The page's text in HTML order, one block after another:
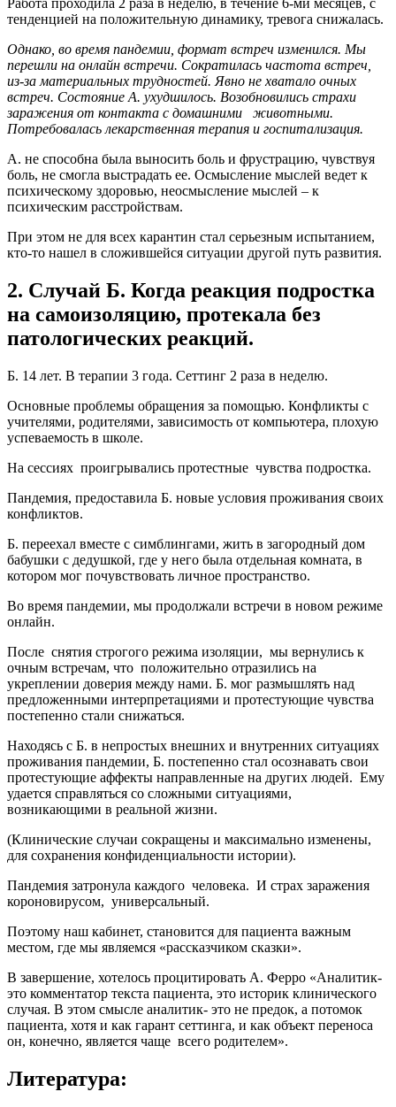
тенденцией на положительную динамику, тревога снижалась.
Однако, во время пандемии, формат встреч изменился. Мы
перешли на онлайн встречи. Сократилась частота встреч,
из-за материальных трудностей. Явно не хватало очных
встреч. Состояние А. ухудшилось. Возобновились страхи
заражения от контакта с домашними животными.
Потребовалась лекарственная терапия и госпитализация.
А. не способна была выносить боль и фрустрацию, чувствуя
боль, не смогла выстрадать ее. Осмысление мыслей ведет к
психическому здоровью, неосмысление мыслей – к
психическим расстройствам.
При этом не для всех карантин стал серьезным испытанием,
кто-то нашел в сложившейся ситуации другой путь развития.
2. Случай Б. Когда реакция подростка
на самоизоляцию, протекала без
патологических реакций.
Б. 14 лет. В терапии 3 года. Сеттинг 2 раза в неделю.
Основные проблемы обращения за помощью. Конфликты с
учителями, родителями, зависимость от компьютера, плохую
успеваемость в школе.
На сессиях проигрывались протестные чувства подростка.
Пандемия, предоставила Б. новые условия проживания своих
конфликтов.
Б. переехал вместе с симблингами, жить в загородный дом
бабушки с дедушкой, где у него была отдельная комната, в
котором мог почувствовать личное пространство.
Во время пандемии, мы продолжали встречи в новом режиме
онлайн.
После снятия строгого режима изоляции, мы вернулись к
очным встречам, что положительно отразились на
укреплении доверия между нами. Б. мог размышлять над
предложенными интерпретациями и протестующие чувства
постепенно стали снижаться.
Находясь с Б. в непростых внешних и внутренних ситуациях
проживания пандемии, Б. постепенно стал осознавать свои
протестующие аффекты направленные на других людей. Ему
удается справляться со сложными ситуациями,
возникающими в реальной жизни.
(Клинические случаи сокращены и максимально изменены,
для сохранения конфиденциальности истории).
Пандемия затронула каждого человека. И страх заражения
короновирусом, универсальный.
Поэтому наш кабинет, становится для пациента важным
местом, где мы являемся «рассказчиком сказки».
В завершение, хотелось процитировать А. Ферро «Аналитик-
это комментатор текста пациента, это историк клинического
случая. В этом смысле аналитик- это не предок, а потомок
пациента, хотя и как гарант сеттинга, и как объект переноса
он, конечно, является чаще всего родителем».
Литература: